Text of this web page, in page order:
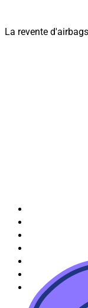
La revente